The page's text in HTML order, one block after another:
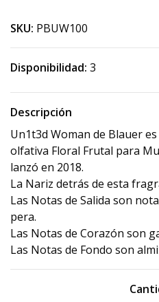
SKU: PBUW100
Disponibilidad: 3
Descripción
Un1t3d Woman de Blauer
olfativa Floral Frutal para
lanzó en 2018.
La Nariz detrás de esta
Las Notas de Salida son
pera.
Las Notas de Corazón son
Las Notas de Fondo son